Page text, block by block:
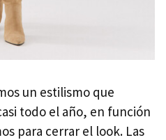
un estilismo que
todo el año, en función
para cerrar el look. Las